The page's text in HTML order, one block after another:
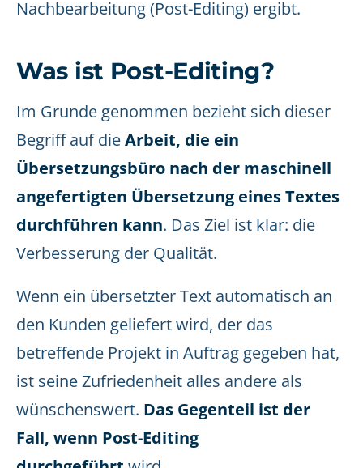
Nachbearbeitung (Post-Editing) ergibt.
Was ist Post-Editing?
Im Grunde genommen bezieht sich dieser
Begriff auf dieArbeit, die ein
Übersetzungsbüro nach der maschinell
angefertigten Übersetzung eines Textes
durchführen kann. Das Ziel ist klar: die
Verbesserung der Qualität.
Wenn ein übersetzter Text automatisch an
den Kunden geliefert wird, der das
betreffende Projekt in Auftrag gegeben hat,
ist seine Zufriedenheit alles andere als
wünschenswert. Das Gegenteil ist der
Fall, wenn Post-Editing